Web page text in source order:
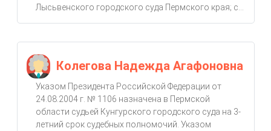
Лысьвенского городского суда Пермского края; с...
Колегова Надежда Агафоновна
Указом Президента Российской Федерации от
24.08.2004 г. № 1106 назначена в Пермской
области судьей Кунгурского городского суда на 3-
летний срок судебных полномочий. Указом